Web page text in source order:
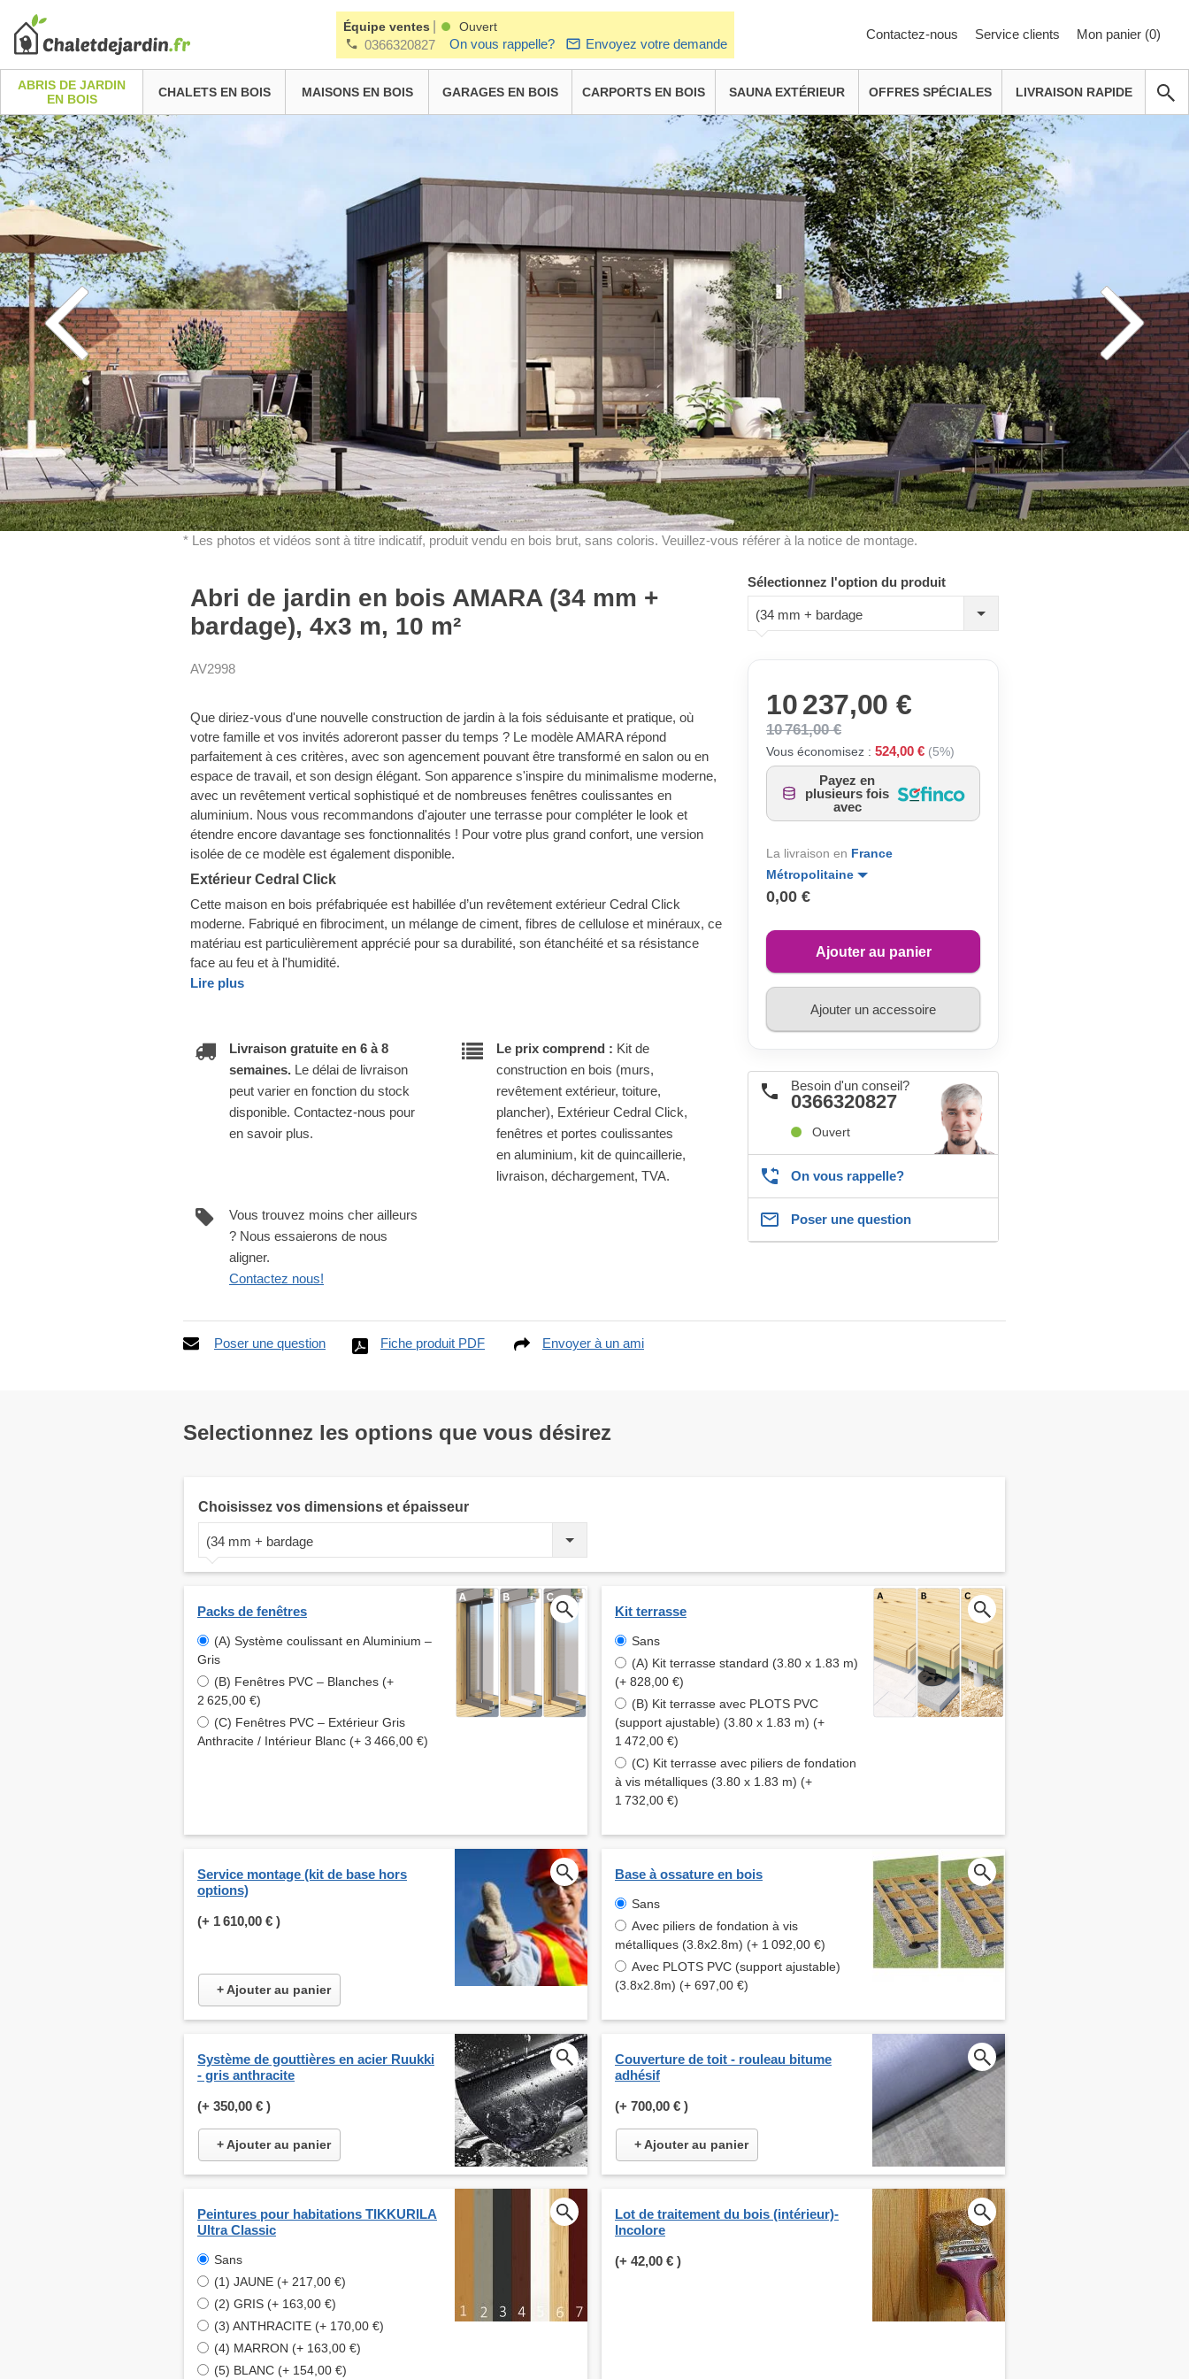
Équipe ventes Ouvert
0366320827 On vous rappelle? Envoyez votre demande
Contactez-nous Service clients Mon panier (0)
ABRIS DE JARDIN
EN BOIS
CHALETS EN BOIS MAISONS EN BOIS GARAGES EN BOIS CARPORTS EN BOIS SAUNA EXTÉRIEUR OFFRES SPÉCIALES LIVRAISON RAPIDE
* Les photos et vidéos sont à titre indicatif, produit vendu en bois brut, sans coloris. Veuillez-vous référer à la notice de montage.
Abri de jardin en bois AMARA (34 mm +
bardage), 4x3 m, 10 m²
AV2998
Que diriez-vous d'une nouvelle construction de jardin à la fois séduisante et pratique, où
votre famille et vos invités adoreront passer du temps ? Le modèle AMARA répond
parfaitement à ces critères, avec son agencement pouvant être transformé en salon ou en
espace de travail, et son design élégant. Son apparence s'inspire du minimalisme moderne,
avec un revêtement vertical sophistiqué et de nombreuses fenêtres coulissantes en
aluminium. Nous vous recommandons d'ajouter une terrasse pour compléter le look et
étendre encore davantage ses fonctionnalités ! Pour votre plus grand confort, une version
isolée de ce modèle est également disponible.
Extérieur Cedral Click
Cette maison en bois préfabriquée est habillée d’un revêtement extérieur Cedral Click
moderne. Fabriqué en fibrociment, un mélange de ciment, fibres de cellulose et minéraux, ce
matériau est particulièrement apprécié pour sa durabilité, son étanchéité et sa résistance
face au feu et à l'humidité.
Lire plus
Livraison gratuite en 6 à 8
semaines. Le délai de livraison
peut varier en fonction du stock
disponible. Contactez-nous pour
en savoir plus.
Le prix comprend : Kit de
construction en bois (murs,
revêtement extérieur, toiture,
plancher), Extérieur Cedral Click,
fenêtres et portes coulissantes
en aluminium, kit de quincaillerie,
livraison, déchargement, TVA.
Vous trouvez moins cher ailleurs
? Nous essaierons de nous
aligner.
Contactez nous!
Sélectionnez l'option du produit
(34 mm + bardage
10 237,00 €
10 761,00 €
Vous économisez : 524,00 € (5%)
Payez en
plusieurs fois
avec
La livraison en France
Métropolitaine
0,00 €
Ajouter au panier
Ajouter un accessoire
Besoin d'un conseil?
0366320827
Ouvert
On vous rappelle?
Poser une question
Poser une question Fiche produit PDF Envoyer à un ami
Selectionnez les options que vous désirez
Choisissez vos dimensions et épaisseur
(34 mm + bardage
Packs de fenêtres
(A) Système coulissant en Aluminium –
Gris
(B) Fenêtres PVC – Blanches (+
2 625,00 €)
(C) Fenêtres PVC – Extérieur Gris
Anthracite / Intérieur Blanc (+ 3 466,00 €)
Kit terrasse
Sans
(A) Kit terrasse standard (3.80 x 1.83 m)
(+ 828,00 €)
(B) Kit terrasse avec PLOTS PVC
(support ajustable) (3.80 x 1.83 m) (+
1 472,00 €)
(C) Kit terrasse avec piliers de fondation
à vis métalliques (3.80 x 1.83 m) (+
1 732,00 €)
Service montage (kit de base hors
options)
(+ 1 610,00 € )
+ Ajouter au panier
Base à ossature en bois
Sans
Avec piliers de fondation à vis
métalliques (3.8x2.8m) (+ 1 092,00 €)
Avec PLOTS PVC (support ajustable)
(3.8x2.8m) (+ 697,00 €)
Système de gouttières en acier Ruukki
- gris anthracite
(+ 350,00 € )
+ Ajouter au panier
Couverture de toit - rouleau bitume
adhésif
(+ 700,00 € )
+ Ajouter au panier
Peintures pour habitations TIKKURILA
Ultra Classic
Sans
(1) JAUNE (+ 217,00 €)
(2) GRIS (+ 163,00 €)
(3) ANTHRACITE (+ 170,00 €)
(4) MARRON (+ 163,00 €)
(5) BLANC (+ 154,00 €)
Lot de traitement du bois (intérieur)-
Incolore
(+ 42,00 € )